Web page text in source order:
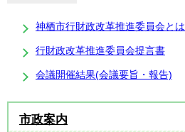
神栖市行財政改革推進委員会とは
行財政改革推進委員会提言書
会議開催結果(会議要旨・報告)
市政案内